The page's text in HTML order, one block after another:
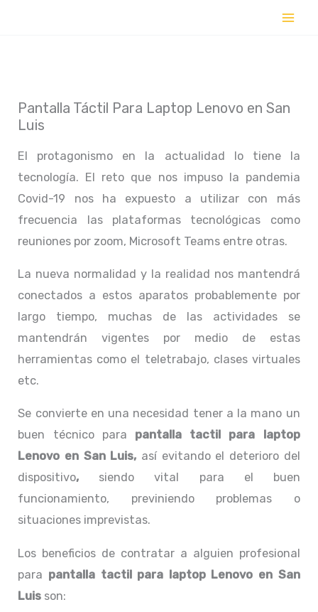
Pantalla Táctil Para Laptop Lenovo en San
Luis
El protagonismo en la actualidad lo tiene la
tecnología. El reto que nos impuso la pandemia
Covid-19 nos ha expuesto a utilizar con más
frecuencia las plataformas tecnológicas como
reuniones por zoom, Microsoft Teams entre otras.
La nueva normalidad y la realidad nos mantendrá
conectados a estos aparatos probablemente por
largo tiempo, muchas de las actividades se
mantendrán vigentes por medio de estas
herramientas como el teletrabajo, clases virtuales
etc.
Se convierte en una necesidad tener a la mano un
buen técnico para pantalla tactil para laptop
Lenovo en San Luis, así evitando el deterioro del
dispositivo, siendo vital para el buen
funcionamiento, previniendo problemas o
situaciones imprevistas.
Los beneficios de contratar a alguien profesional
para pantalla tactil para laptop Lenovo en San
Luis son: